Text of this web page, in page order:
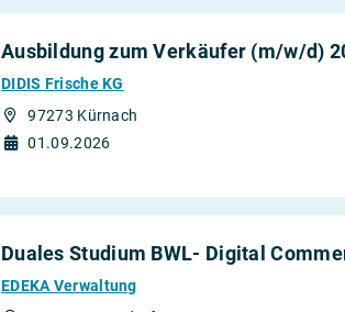
Ausbildung zum Verkäufer (m/w/d)
DIDIS Frische KG
97273 Kürnach
01.09.2026
Duales Studium BWL- Digital
EDEKA Verwaltung